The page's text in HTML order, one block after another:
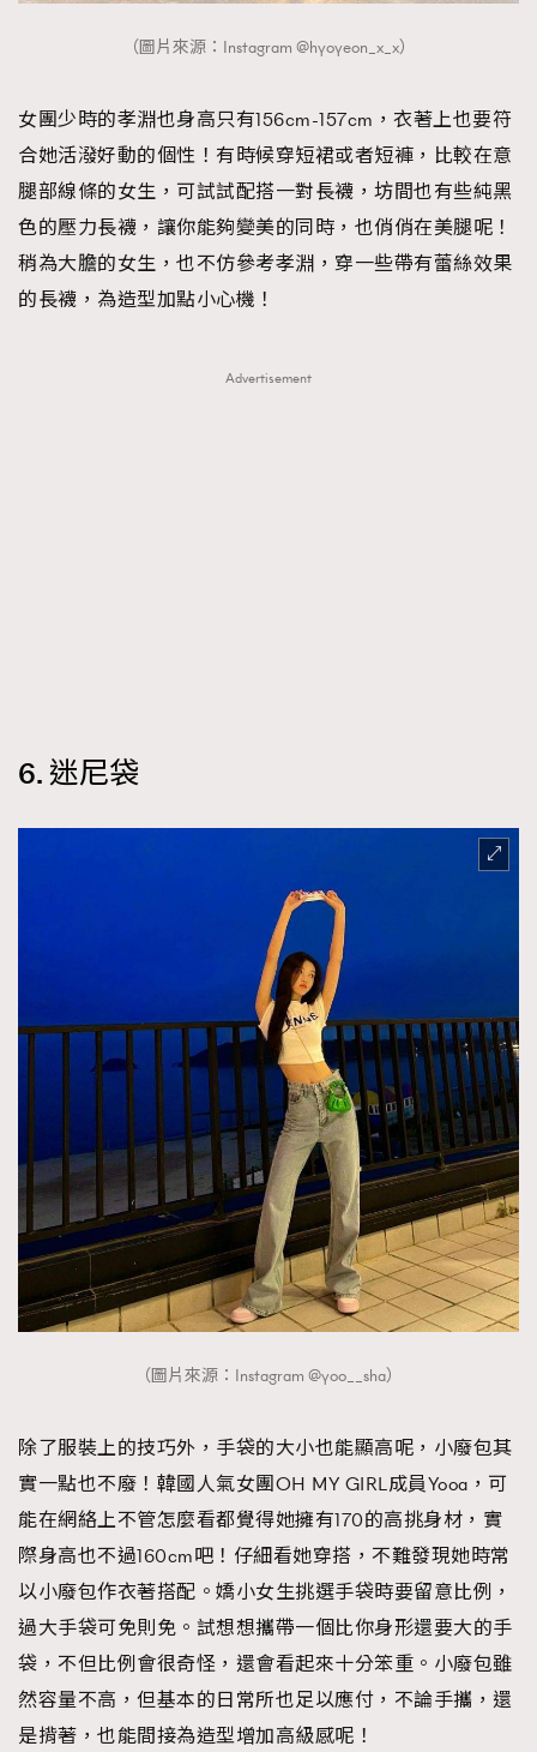
（圖片來源：Instagram @hyoyeon_x_x）
女團少時的孝淵也身高只有156cm-157cm，衣著上也要符
合她活潑好動的個性！有時候穿短裙或者短褲，比較在意
腿部線條的女生，可試試配搭一對長襪，坊間也有些純黑
色的壓力長襪，讓你能夠變美的同時，也俏俏在美腿呢！
稍為大膽的女生，也不仿參考孝淵，穿一些帶有蕾絲效果
的長襪，為造型加點小心機！
Advertisement
6. 迷尼袋
（圖片來源：Instagram @yoo__sha）
除了服裝上的技巧外，手袋的大小也能顯高呢，小廢包其
實一點也不廢！韓國人氣女團OH MY GIRL成員Yooa，可
能在網絡上不管怎麼看都覺得她擁有170的高挑身材，實
際身高也不過160cm吧！仔細看她穿搭，不難發現她時常
以小廢包作衣著搭配。嬌小女生挑選手袋時要留意比例，
過大手袋可免則免。試想想攜帶一個比你身形還要大的手
袋，不但比例會很奇怪，還會看起來十分笨重。小廢包雖
然容量不高，但基本的日常所也足以應付，不論手攜，還
是揹著，也能間接為造型增加高級感呢！